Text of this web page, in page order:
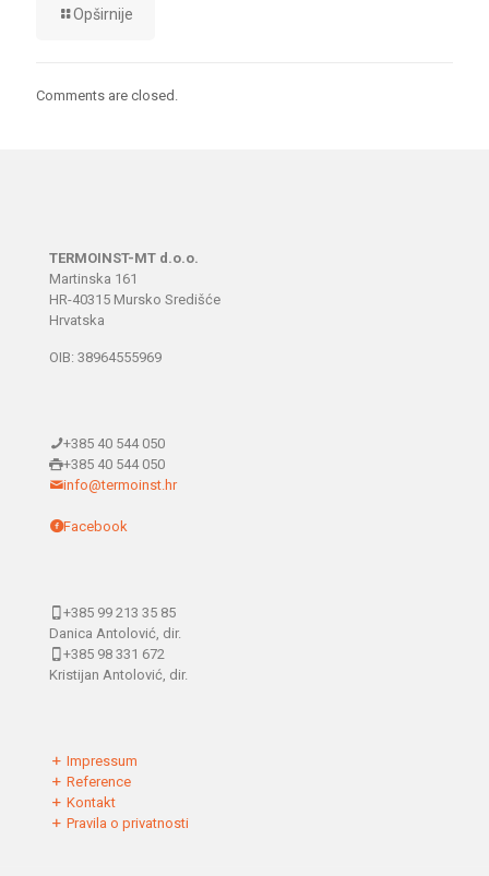
Opširnije
Comments are closed.
TERMOINST-MT d.o.o.
Martinska 161
HR-40315 Mursko Središće
Hrvatska
OIB: 38964555969
+385 40 544 050
+385 40 544 050
info@termoinst.hr
Facebook
+385 99 213 35 85
Danica Antolović, dir.
+385 98 331 672
Kristijan Antolović, dir.
Impressum
Reference
Kontakt
Pravila o privatnosti